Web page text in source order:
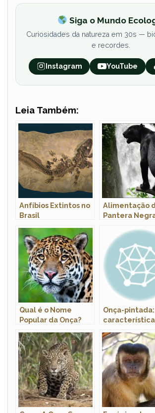
Siga o Mundo
Curiosidades da natureza em 30s —
e recordes.
Instagram YouTube
Leia Também:
Anfíbios Extintos no
Brasil
Alimentação
Pantera
Qual é o Nome
Popular da Onça?
Onça?
Onça-pintada:
alimentação e
ameaças